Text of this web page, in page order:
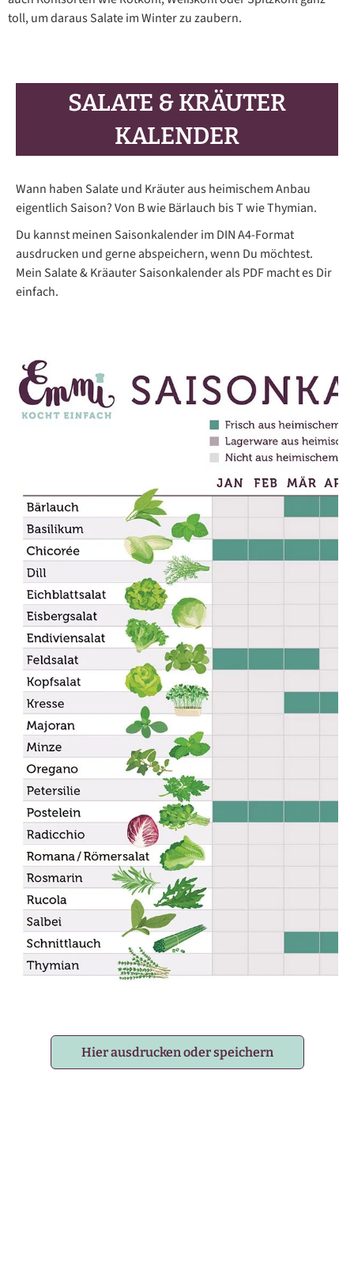
toll, um daraus Salate im Winter zu zaubern.
SALATE & KRÄUTER
KALENDER
Wann haben Salate und Kräuter aus heimischem Anbau
eigentlich Saison? Von B wie Bärlauch bis T wie Thymian.
Du kannst meinen Saisonkalender im DIN A4-Format
ausdrucken und gerne abspeichern, wenn Du möchtest.
Mein Salate & Kräauter Saisonkalender als PDF macht es Dir
einfach.
Hier ausdrucken oder speichern